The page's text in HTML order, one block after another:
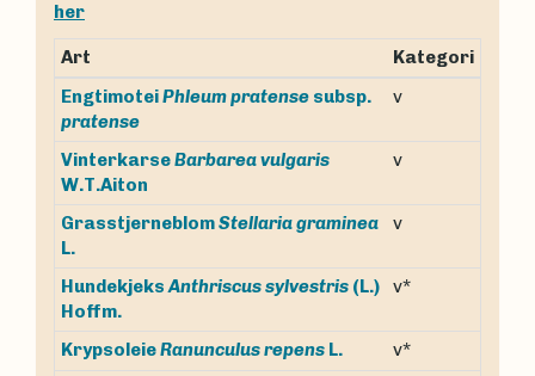
her
Art
Kategori
EngtimoteiPhleum pratense subsp.
pratense
v
VinterkarseBarbarea vulgaris
W.T.Aiton
v
GrasstjerneblomStellaria graminea
L.
v
Hundekjeks Anthriscus sylvestris (L.)
Hoffm.
v*
KrypsoleieRanunculus repens L.
v*